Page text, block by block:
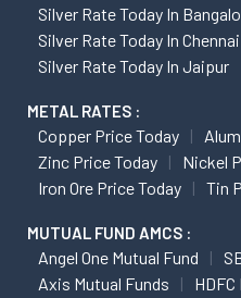
Silver Rate Today In
Silver Rate Today In Chennai
Silver Rate Today In Jaipur
METAL RATES :
Copper Price Today
Zinc Price Today
Nickel
Iron Ore Price Today
Tin
MUTUAL FUND AMCS :
Angel One Mutual Fund
Axis Mutual Funds